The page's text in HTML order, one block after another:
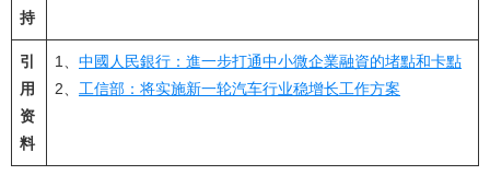
持
引
用
资
料
1、 中國人民銀行：進一步打通中小微企業融資的堵點和卡點
2、 工信部：将实施新一轮汽车行业稳增长工作方案